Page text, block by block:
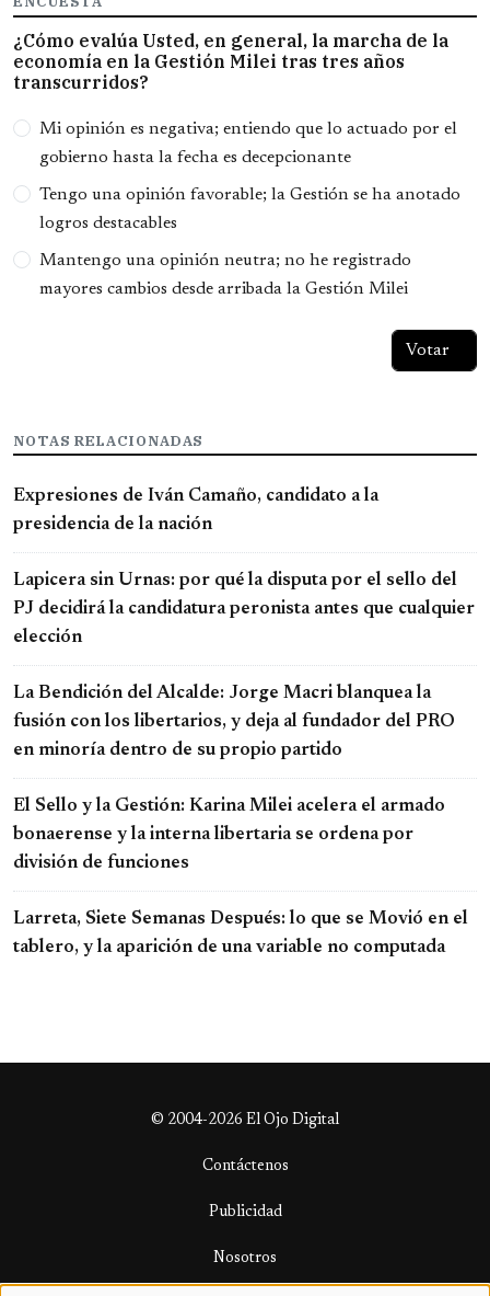
¿Cómo evalúa Usted, en general, la marcha de la
economía en la Gestión Milei tras tres años
transcurridos?
Opciones
Mi opinión es negativa; entiendo que lo actuado por el
gobierno hasta la fecha es decepcionante
Tengo una opinión favorable; la Gestión se ha anotado
logros destacables
Mantengo una opinión neutra; no he registrado
mayores cambios desde arribada la Gestión Milei
NOTAS RELACIONADAS
Expresiones de Iván Camaño, candidato a la
presidencia de la nación
Lapicera sin Urnas: por qué la disputa por el sello del
PJ decidirá la candidatura peronista antes que cualquier
elección
La Bendición del Alcalde: Jorge Macri blanquea la
fusión con los libertarios, y deja al fundador del PRO
en minoría dentro de su propio partido
El Sello y la Gestión: Karina Milei acelera el armado
bonaerense y la interna libertaria se ordena por
división de funciones
Larreta, Siete Semanas Después: lo que se Movió en el
tablero, y la aparición de una variable no computada
© 2004-2026 El Ojo Digital
Contáctenos
Publicidad
Nosotros